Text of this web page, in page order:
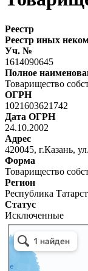
Реестр
Реестр иных
Уч. №
1614090645
Полное
Товарищество
ОГРН
1021603621742
Дата ОГРН
24.10.2002
Адрес
420045, г.Казань,
Форма
Товарищество
Регион
Республика
Статус
Исключенные